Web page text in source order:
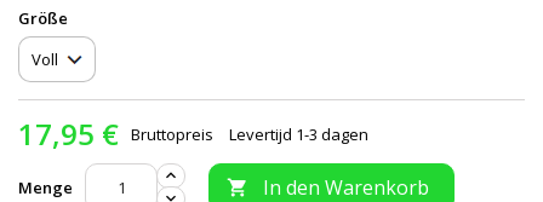
Größe
17,95 € Bruttopreis Levertijd 1-3 dagen
Menge  In den Warenkorb